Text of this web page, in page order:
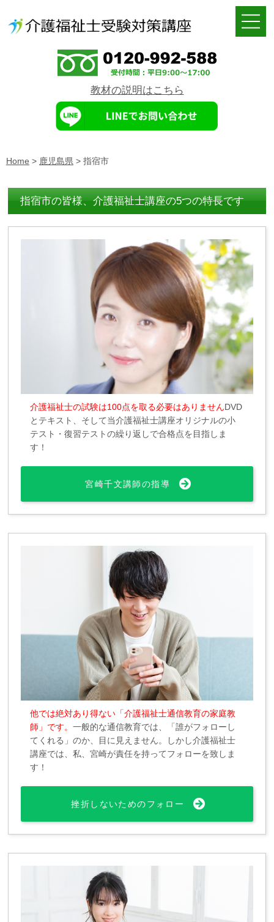
教材の説明はこちら
Home > 鹿児島県 > 指宿市
指宿市の皆様、介護福祉士講座の5つの特長です
介護福祉士の試験は100点を取る必要はありませんDVD
とテキスト、そして当介護福祉士講座オリジナルの小
テスト・復習テストの繰り返しで合格点を目指しま
す！
宮崎千文講師の指導
他では絶対あり得ない「介護福祉士通信教育の家庭教
師」です。一般的な通信教育では、「誰がフォローし
てくれる」のか、目に見えません。しかし介護福祉士
講座では、私、宮崎が責任を持ってフォローを致しま
す！
挫折しないためのフォロー